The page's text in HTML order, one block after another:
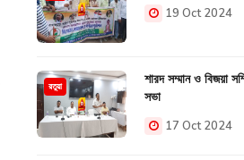
19 Oct 2024
রতুয়া
শারদ সম্মান ও বিজয়া
সভা
17 Oct 2024